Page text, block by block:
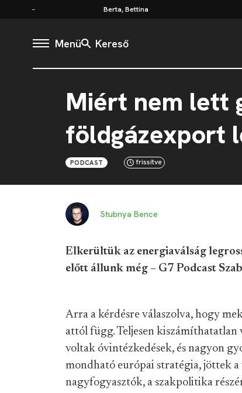
Berta, Bettina
Menü Kereső
Miért nem lett
földgázexport
PODCAST frissítve
Stubnya Bence
Elkerültük az energiaválság
előtt állunk még – G7 Podcast
Arra a kérdésre válaszolva, hogy
attól függ. Teljesen kiszámíthatatlan
voltak óvintézkedések, és nagyon
mondható európai stratégia, jöttek
nagyfogyasztók, a szakpolitika